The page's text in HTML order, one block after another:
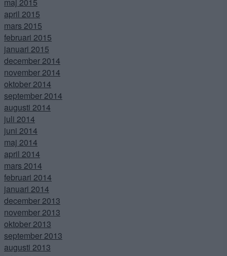
april 2015
mars 2015
februari 2015
januari 2015
december 2014
november 2014
oktober 2014
september 2014
augusti 2014
juli 2014
juni 2014
maj 2014
april 2014
mars 2014
februari 2014
januari 2014
december 2013
november 2013
oktober 2013
september 2013
augusti 2013